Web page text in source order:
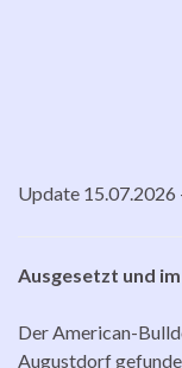
Update 15.07.2026
Ausgesetzt und
Der American-
Augustdorf